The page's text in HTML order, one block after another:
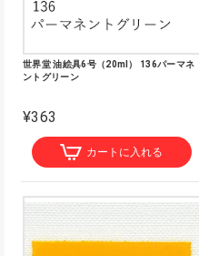
世界堂 油絵具6号（20ml） 136パーマネ
ントグリーン
¥363
カートに入れる